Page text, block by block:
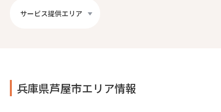
サービス提供エリア
兵庫県芦屋市エリア情報